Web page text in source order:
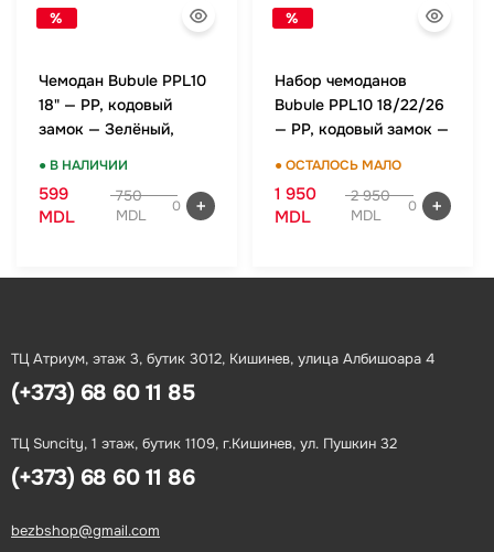
%
Чемодан Bubule PPL10
18" — PP, кодовый
замок — Зелёный,
● В НАЛИЧИИ
599
MDL
750
MDL
0
%
Набор чемоданов
Bubule PPL10 18/22/26
— PP, кодовый замок —
● ОСТАЛОСЬ МАЛО
1 950
MDL
2 950
MDL
0
ТЦ Атриум, этаж 3, бутик 3012, Кишинев, улица Албишоара 4
(+373) 68 60 11 85
ТЦ Suncity, 1 этаж, бутик 1109, г.Кишинев, ул. Пушкин 32
(+373) 68 60 11 86
bezbshop@gmail.com